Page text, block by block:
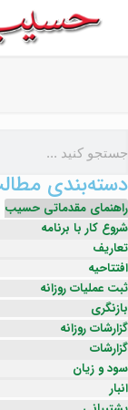
دسته‌بندی
راهنمای مقدماتی حسیب
شروع کار با برنامه
تعاریف
افتتاحیه
ثبت عملیات روزانه
بازنگری
گزارشات روزانه
گزارشات
سود و زیان
انبار